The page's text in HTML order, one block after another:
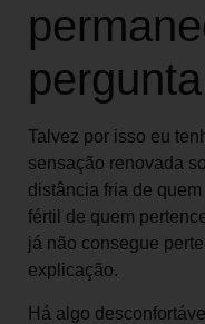
pergunta
Talvez por isso eu
sensação renovada
distância fria de
fértil de quem
já não consegue
explicação.
Há algo